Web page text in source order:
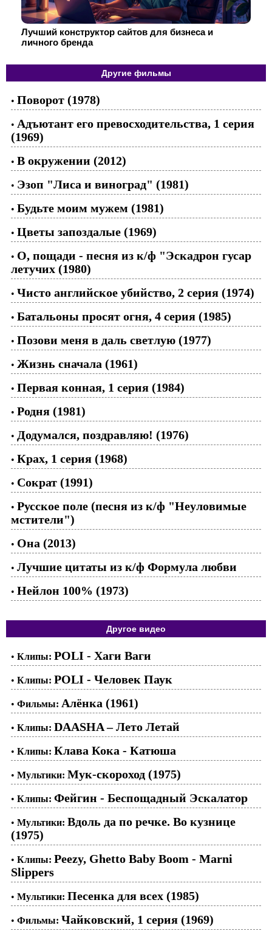
Лучший конструктор сайтов для бизнеса и
личного бренда
Другие фильмы
• Поворот (1978)
• Адъютант его превосходительства, 1 серия
(1969)
• В окружении (2012)
• Эзоп "Лиса и виноград" (1981)
• Будьте моим мужем (1981)
• Цветы запоздалые (1969)
• О, пощади - песня из к/ф "Эскадрон гусар
летучих (1980)
• Чисто английское убийство, 2 серия (1974)
• Батальоны просят огня, 4 серия (1985)
• Позови меня в даль светлую (1977)
• Жизнь сначала (1961)
• Первая конная, 1 серия (1984)
• Родня (1981)
• Додумался, поздравляю! (1976)
• Крах, 1 серия (1968)
• Сократ (1991)
• Русское поле (песня из к/ф "Неуловимые
мстители")
• Она (2013)
• Лучшие цитаты из к/ф Формула любви
• Нейлон 100% (1973)
Другое видео
• Клипы: POLI - Хаги Ваги
• Клипы: POLI - Человек Паук
• Фильмы: Алёнка (1961)
• Клипы: DAASHA – Лето Летай
• Клипы: Клава Кока - Катюша
• Мультики: Мук-скороход (1975)
• Клипы: Фейгин - Беспощадный Эскалатор
• Мультики: Вдоль да по речке. Во кузнице
(1975)
• Клипы: Peezy, Ghetto Baby Boom - Marni
Slippers
• Мультики: Песенка для всех (1985)
• Фильмы: Чайковский, 1 серия (1969)